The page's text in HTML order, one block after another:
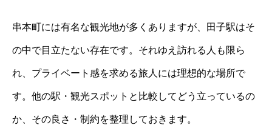
串本町には有名な観光地が多くありますが、田子駅はそ
の中で目立たない存在です。それゆえ訪れる人も限ら
れ、プライベート感を求める旅人には理想的な場所で
す。他の駅・観光スポットと比較してどう立っているの
か、その良さ・制約を整理しておきます。